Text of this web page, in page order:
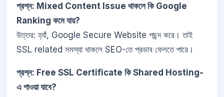
প্রশ্ন: Mixed Content Issue থাকলে কি Google
Ranking কমে যায়?
উত্তর: হ্যাঁ, Google Secure Website পছন্দ করে। তাই
SSL related সমস্যা থাকলে SEO-তে প্রভাব ফেলতে পারে।
প্রশ্ন: Free SSL Certificate কি Shared Hosting-
এ পাওয়া যাবে?